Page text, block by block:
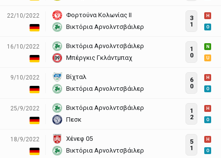
22/10/2022
Φορτούνα Κολωνίας II
Βικτόρια Αρνολντσβάιλερ
3
1
H
O
16/10/2022
Βικτόρια Αρνολντσβάιλερ
Μπέργκις Γκλάντμπαχ
1
0
N
U
9/10/2022
Βίχταλ
Βικτόρια Αρνολντσβάιλερ
6
0
H
O
25/9/2022
Βικτόρια Αρνολντσβάιλερ
Πεσκ
1
2
H
O
18/9/2022
Χένεφ 05
Βικτόρια Αρνολντσβάιλερ
5
1
H
O